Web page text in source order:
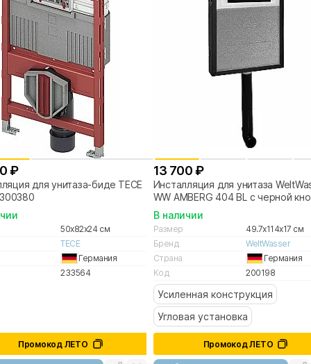
₽
для унитаза-биде TECE
50x82x24 см
TECE
Германия
233564
Промокод ЛЕТО
13 700 ₽
Инсталляция для унитаза
WW AMBERG 404 BL с черной
В наличии
Размер
49.7x114x17 см
Бренд
WeltWasser
Страна
Германия
Код
200198
Усиленная конструкция
Угловая установка
Промокод ЛЕТО